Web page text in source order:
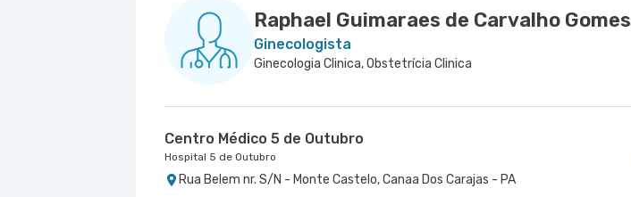
Raphael Guimaraes de Carvalho Gomes
Ginecologista
Ginecologia Clinica, Obstetrícia Clinica
Centro Médico 5 de Outubro
Hospital 5 de Outubro
Rua Belem nr. S/N - Monte Castelo, Canaa Dos Carajas - PA